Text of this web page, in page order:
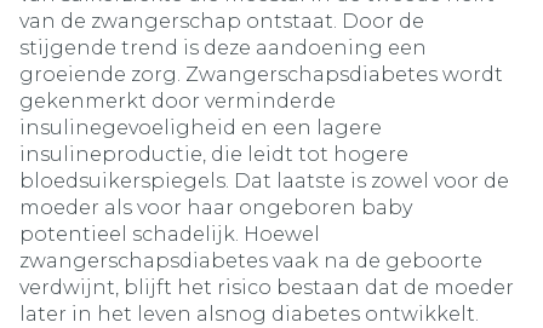
van de zwangerschap ontstaat. Door de
stijgende trend is deze aandoening een
groeiende zorg. Zwangerschapsdiabetes wordt
gekenmerkt door verminderde
insulinegevoeligheid en een lagere
insulineproductie, die leidt tot hogere
bloedsuikerspiegels. Dat laatste is zowel voor de
moeder als voor haar ongeboren baby
potentieel schadelijk. Hoewel
zwangerschapsdiabetes vaak na de geboorte
verdwijnt, blijft het risico bestaan dat de moeder
later in het leven alsnog diabetes ontwikkelt.